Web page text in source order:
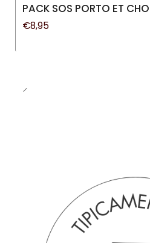
PACK SOS PORTO ET
€8,95